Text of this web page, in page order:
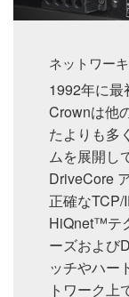
ネットワー
1992年に最
Crownは他
たよりも多
ムを展開し
DriveCore
正確なTCP/
HiQnet™テ
ーズおよび
ッチやハー
トワーク上